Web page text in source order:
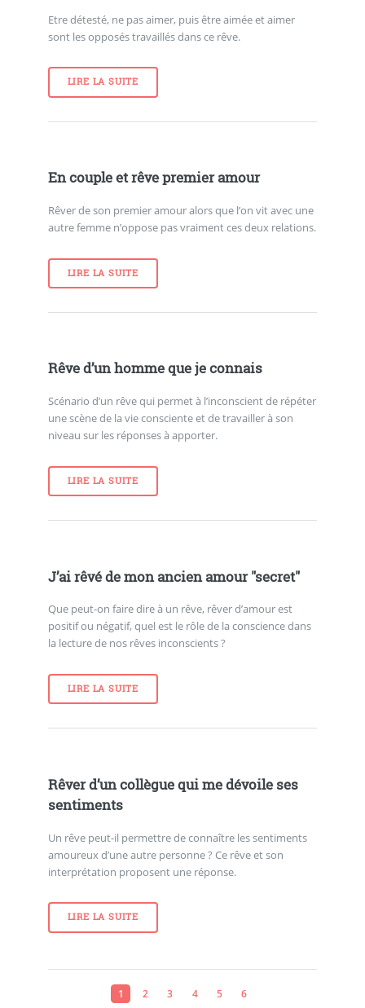
Etre détesté, ne pas aimer, puis être aimée et aimer
sont les opposés travaillés dans ce rêve.
LIRE LA SUITE
En couple et rêve premier amour
Rêver de son premier amour alors que l’on vit avec une
autre femme n’oppose pas vraiment ces deux relations.
LIRE LA SUITE
Rêve d’un homme que je connais
Scénario d’un rêve qui permet à l’inconscient de répéter
une scène de la vie consciente et de travailler à son
niveau sur les réponses à apporter.
LIRE LA SUITE
J’ai rêvé de mon ancien amour "secret"
Que peut-on faire dire à un rêve, rêver d’amour est
positif ou négatif, quel est le rôle de la conscience dans
la lecture de nos rêves inconscients ?
LIRE LA SUITE
Rêver d’un collègue qui me dévoile ses
sentiments
Un rêve peut-il permettre de connaître les sentiments
amoureux d’une autre personne ? Ce rêve et son
interprétation proposent une réponse.
LIRE LA SUITE
1 2 3 4 5 6